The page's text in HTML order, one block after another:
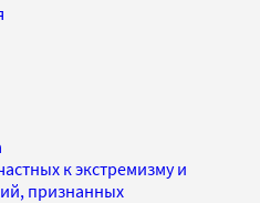
к экстремизму и
признанных